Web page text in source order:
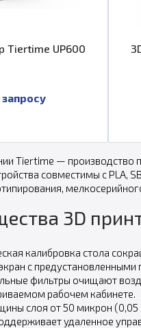
Tiertime UP600
Tiertime — производство
совместимы с PLA,
3D
калибровка стола
с
фильтры очищают
рабочем кабинете.
слоя от 50 микрон
удаленное